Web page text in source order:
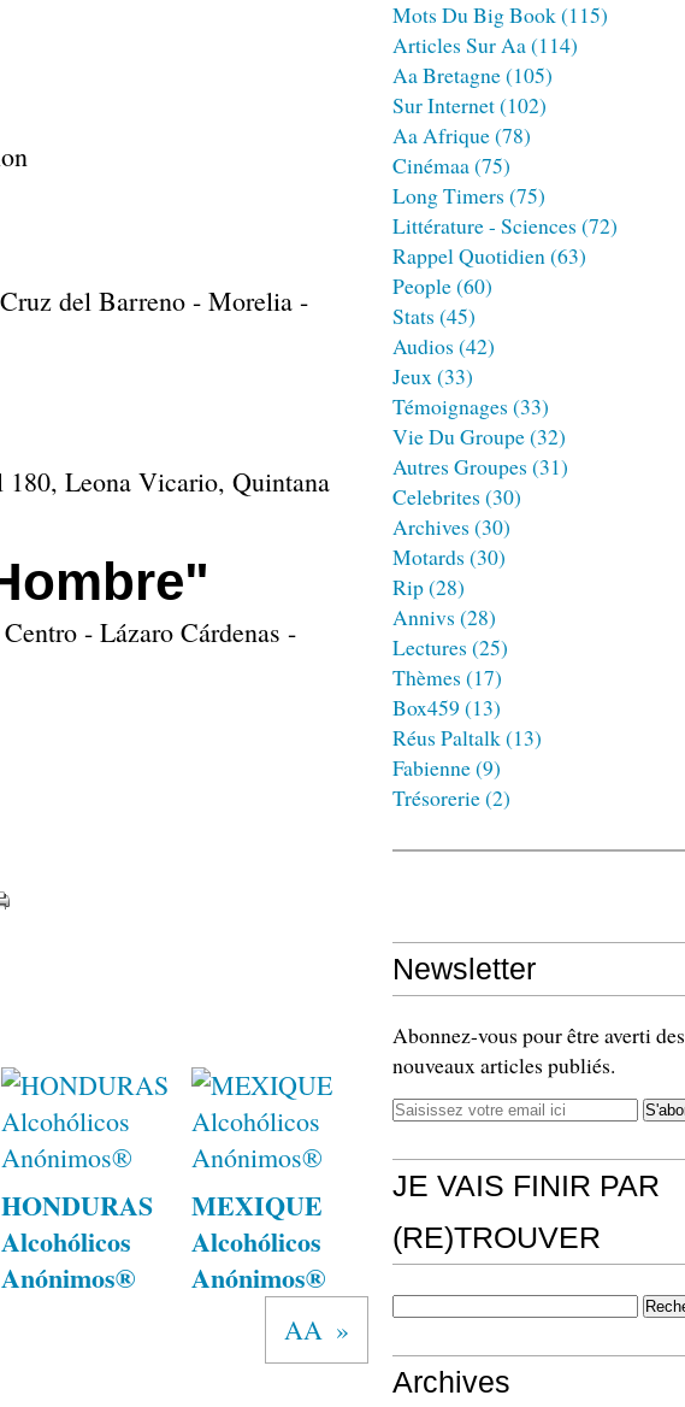
del Barreno - Morelia -
- Lázaro Cárdenas -
HONDURAS
Alcohólicos
Anónimos®
MEXIQUE
Alcohólicos
Anónimos®
AA
Mots Du Big Book(115)
Articles Sur Aa(114)
Aa Bretagne(105)
Sur Internet(102)
Aa Afrique(78)
Cinémaa(75)
Long Timers (75)
Littérature - Sciences (72)
Rappel Quotidien(63)
People(60)
Stats (45)
Audios (42)
Jeux(33)
Témoignages (33)
Vie Du Groupe(32)
Autres Groupes (31)
Celebrites (30)
Archives (30)
Motards (30)
Rip(28)
Annivs (28)
Lectures (25)
Thèmes (17)
Box459 (13)
Réus Paltalk(13)
Fabienne(9)
Trésorerie(2)
Newsletter
Abonnez-vous pour être averti des
nouveaux articles publiés.
JE VAIS FINIR PAR
(RE)TROUVER
Archives